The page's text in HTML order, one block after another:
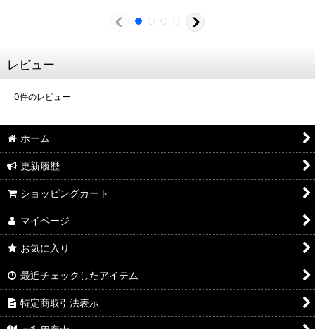
レビュー
0件のレビュー
ホーム
更新履歴
ショッピングカート
マイページ
お気に入り
最近チェックしたアイテム
特定商取引法表示